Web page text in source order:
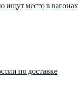
ищут место в вагонах
по доставке